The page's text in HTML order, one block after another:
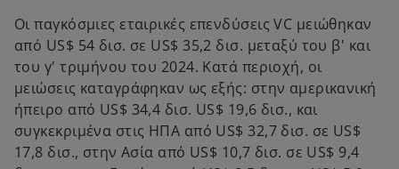
Οι παγκόσμιες εταιρικές επενδύσεις VC μειώθηκαν
από US$ 54 δισ. σε US$ 35,2 δισ. μεταξύ του β' και
του γ' τριμήνου του 2024. Κατά περιοχή, οι
μειώσεις καταγράφηκαν ως εξής: στην αμερικανική
ήπειρο από US$ 34,4 δισ. US$ 19,6 δισ., και
συγκεκριμένα στις ΗΠΑ από US$ 32,7 δισ. σε US$
17,8 δισ., στην Ασία από US$ 10,7 δισ. σε US$ 9,4